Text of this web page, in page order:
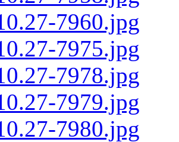
7960.jpg
7975.jpg
7978.jpg
7979.jpg
7980.jpg